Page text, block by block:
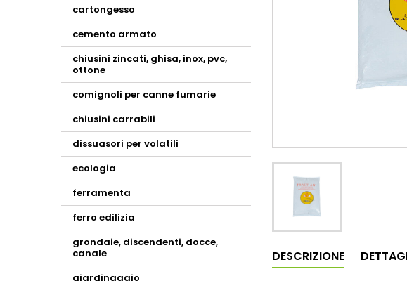
cartongesso
cemento armato
chiusini zincati, ghisa, inox, pvc,
ottone
comignoli per canne fumarie
chiusini carrabili
dissuasori per volatili
ecologia
ferramenta
ferro edilizia
grondaie, discendenti, docce,
canale
giardinaggio
DESCRIZIONE